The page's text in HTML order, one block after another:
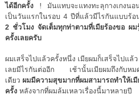
ได้อีกครั้ง ! มันแทบจะแทงทะลุกางเกงนอ
เป็นวันแรกในรอบ 4 ปีที่แล้วมีไรกันแบบร้อ
2 ชั่วโมง จัดเต็มทุกท่าตามที่เมียร้องขอ ผ
ครั้งเลยครับ
ผมเสร็จไปแล้วครั้งหนึ่ง เมียผมก็เสร็จไปแล้
เลยมีไรกันต่ออีก เช้านั้นเมียผมถึงกับหม
เดียว ผมมีความสุขมากที่ผมสามารถทำให้เ
ครั้ง หลังจากที่ผมล้มเหลวเรื่องนี้มาหลายปี